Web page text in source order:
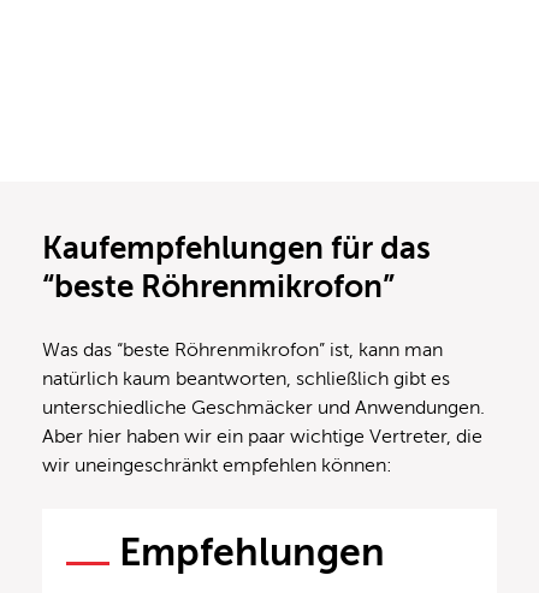
Kaufempfehlungen für das
“beste Röhrenmikrofon”
Was das “beste Röhrenmikrofon” ist, kann man
natürlich kaum beantworten, schließlich gibt es
unterschiedliche Geschmäcker und Anwendungen.
Aber hier haben wir ein paar wichtige Vertreter, die
wir uneingeschränkt empfehlen können:
Empfehlungen